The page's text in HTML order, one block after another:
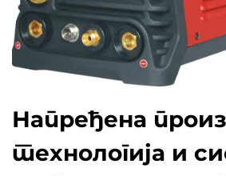
Напређена
технологија и